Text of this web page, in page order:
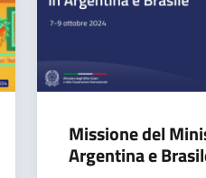
Missione del
Argentina e